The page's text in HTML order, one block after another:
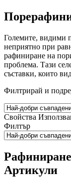
Големите, видими
неприятно при
рафиниране на
проблема. Тази
съставки, които
Филтрирай и
Свойства
Филтър
Артикули